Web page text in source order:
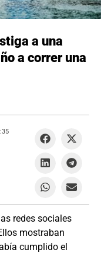
a una
a correr una
redes sociales
mostraban
cumplido el